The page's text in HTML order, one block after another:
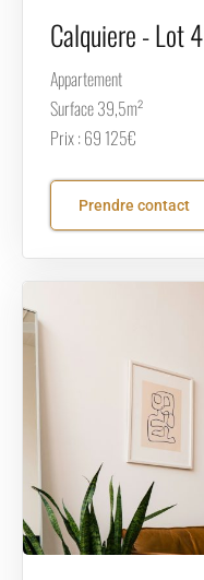
Calquiere - Lot 4
Appartement
Surface 39,5m²
Prix : 69 125€
Prendre contact